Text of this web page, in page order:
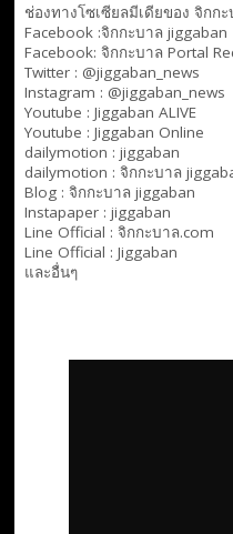
ช่องทางโซเซียลมีเดียของ จิกก
Facebook :จิกกะบาล jiggaban
Facebook: จิกกะบาล Portal
Twitter : @jiggaban_news
Instagram : @jiggaban_news
Youtube : Jiggaban ALIVE
Youtube : Jiggaban Online
dailymotion : jiggaban
dailymotion : จิกกะบาล
Blog : จิกกะบาล jiggaban
Instapaper : jiggaban
Line Official : จิกกะบาล.com
Line Official : Jiggaban
และอื่นๆ